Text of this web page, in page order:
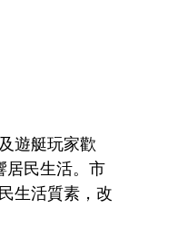
遊艇玩家歡
居民生活。市
生活質素，改